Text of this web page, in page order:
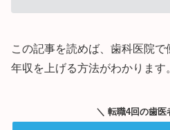
この記事を読めば、歯科医院で
年収を上げる方法がわかります
＼ 転職4回の歯医